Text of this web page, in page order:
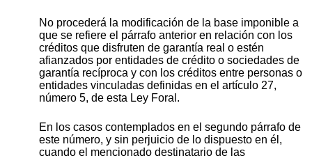
No procederá la modificación de la base imponible a
que se refiere el párrafo anterior en relación con los
créditos que disfruten de garantía real o estén
afianzados por entidades de crédito o sociedades de
garantía recíproca y con los créditos entre personas o
entidades vinculadas definidas en el artículo 27,
número 5, de esta Ley Foral.
En los casos contemplados en el segundo párrafo de
este número, y sin perjuicio de lo dispuesto en él,
cuando el mencionado destinatario de las